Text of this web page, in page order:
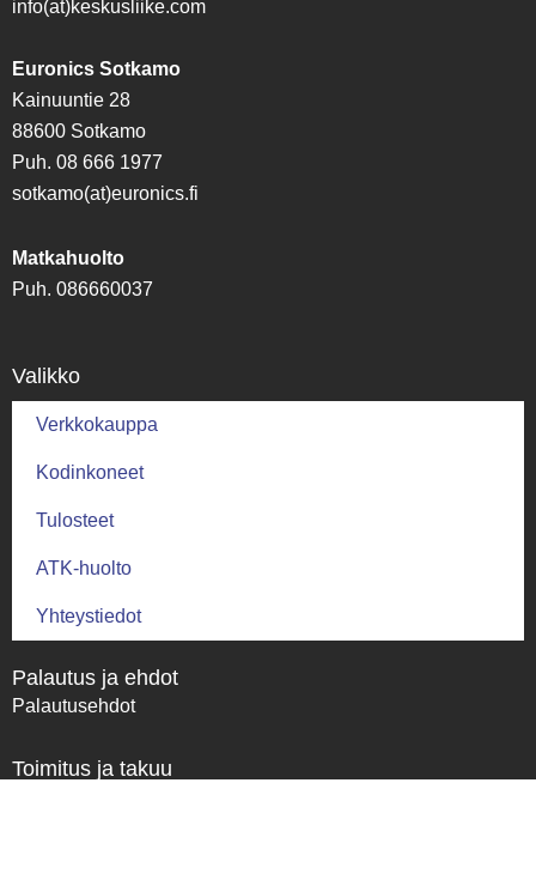
info(at)keskusliike.com
Euronics Sotkamo
Kainuuntie 28
88600 Sotkamo
Puh. 08 666 1977
sotkamo(at)euronics.fi
Matkahuolto
Puh. 086660037
Valikko
Verkkokauppa
Kodinkoneet
Tulosteet
ATK-huolto
Yhteystiedot
Palautus ja ehdot
Palautusehdot
Toimitus ja takuu